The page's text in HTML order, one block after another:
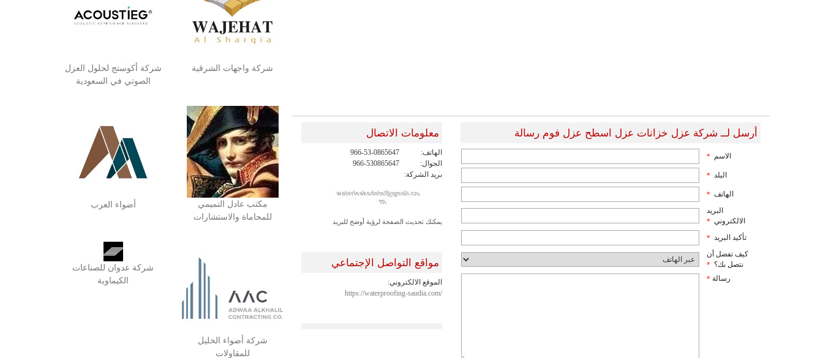
أرسل لــ شركة عزل خزانات عزل اسطح عزل فوم رسالة
الاسم *
البلد *
الهاتف *
البريد
الالكتروني *
تأكيد البريد *
كيف تفضل أن
نتصل بك؟ *
رسالة *
معلومات الاتصال
الهاتف:
966-53-0865647
الجوال:
966-530865647
بريد الشركة:
يمكنك تحديث الصفحة لرؤية أوضح للبريد
مواقع التواصل الإجتماعي
الموقع الالكتروني:
https://waterproofing-saudia.com/
شركة واجهات الشرقية
شركة أكوستج لحلول العزل
الصوتي في السعودية
مكتب عادل التميمي
للمحاماة والاستشارات
أضواء العرب
شركة أضواء الخليل
للمقاولات
شركة عدوان للصناعات
الكيماوية